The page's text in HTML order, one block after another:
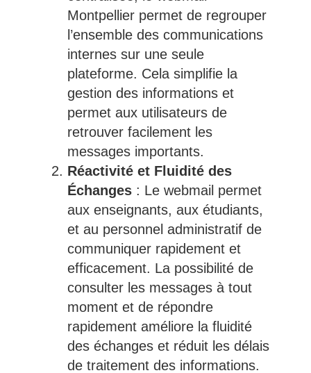
Montpellier permet de regrouper
l’ensemble des communications
internes sur une seule
plateforme. Cela simplifie la
gestion des informations et
permet aux utilisateurs de
retrouver facilement les
messages importants.
Réactivité et Fluidité des
Échanges: Le webmail permet
aux enseignants, aux étudiants,
et au personnel administratif de
communiquer rapidement et
efficacement. La possibilité de
consulter les messages à tout
moment et de répondre
rapidement améliore la fluidité
des échanges et réduit les délais
de traitement des informations.